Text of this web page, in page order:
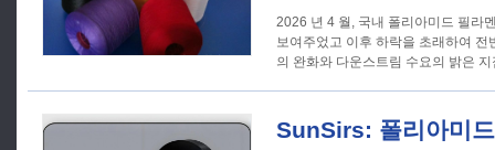
2026 년 4 월, 국내 폴리아미드 필라
보여주었고 이후 하락을 초래하여
의 완화와 다운스트림 수요의 밝은 지
SunSirs: 폴리아미